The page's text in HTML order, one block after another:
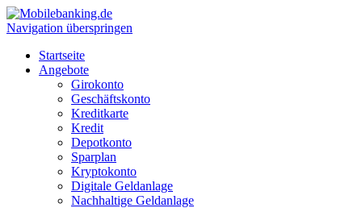
Navigation überspringen
Startseite
Angebote
Girokonto
Geschäftskonto
Kreditkarte
Kredit
Depotkonto
Sparplan
Kryptokonto
Digitale Geldanlage
Nachhaltige Geldanlage